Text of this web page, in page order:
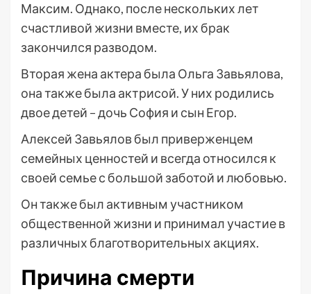
Максим. Однако, после нескольких лет
счастливой жизни вместе, их брак
закончился разводом.
Вторая жена актера была Ольга Завьялова,
она также была актрисой. У них родились
двое детей – дочь София и сын Егор.
Алексей Завьялов был приверженцем
семейных ценностей и всегда относился к
своей семье с большой заботой и любовью.
Он также был активным участником
общественной жизни и принимал участие в
различных благотворительных акциях.
Причина смерти